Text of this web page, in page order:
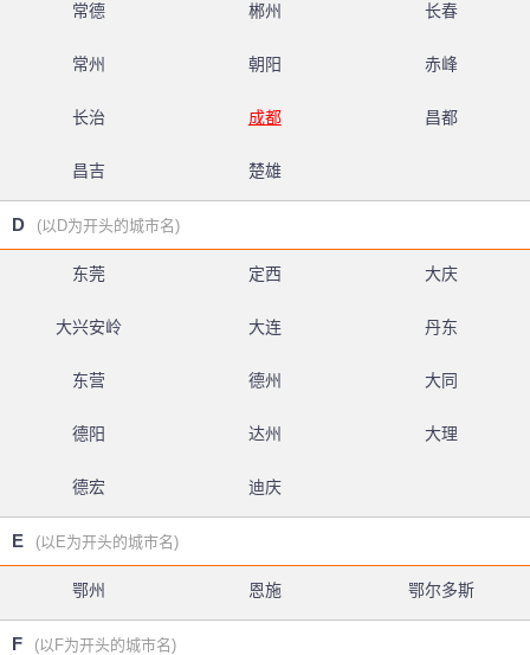
常德 郴州 长春
常州 朝阳 赤峰
长治 成都 昌都
昌吉 楚雄
D (以D为开头的城市名)
东莞 定西 大庆
大兴安岭 大连 丹东
东营 德州 大同
德阳 达州 大理
德宏 迪庆
E (以E为开头的城市名)
鄂州 恩施 鄂尔多斯
F (以F为开头的城市名)